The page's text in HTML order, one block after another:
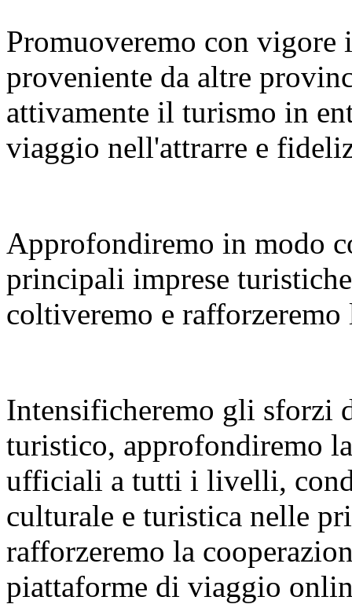
Promuoveremo con
proveniente da altre
attivamente il turismo in
viaggio nell'attrarre e
Approfondiremo in modo
principali imprese
coltiveremo e
Intensificheremo gli sforzi
turistico, approfondiremo
ufficiali a tutti i livelli,
culturale e turistica nelle
rafforzeremo la
piattaforme di viaggio